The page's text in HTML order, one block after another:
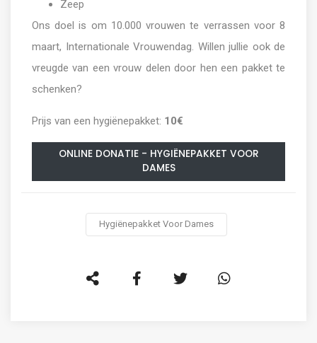
Zeep
Ons doel is om 10.000 vrouwen te verrassen voor 8
maart, Internationale Vrouwendag. Willen jullie ook de
vreugde van een vrouw delen door hen een pakket te
schenken?
Prijs van een hygiënepakket: 10€
ONLINE DONATIE - HYGIËNEPAKKET VOOR
DAMES
Hygiënepakket Voor Dames